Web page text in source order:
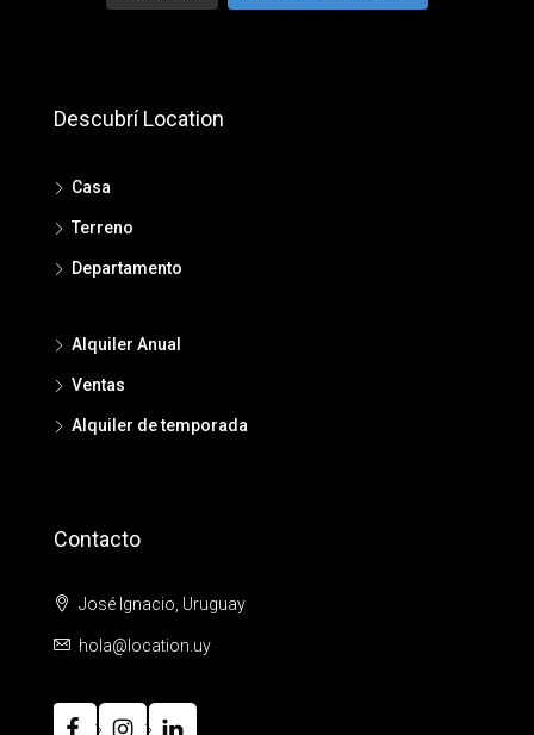
Descubrí Location
Casa
Terreno
Departamento
Alquiler Anual
Ventas
Alquiler de temporada
Contacto
José Ignacio, Uruguay
hola@location.uy